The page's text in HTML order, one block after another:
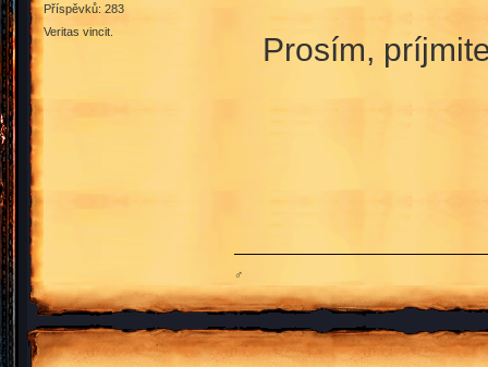
Příspěvků: 283
Veritas vincit.
Prosím,
♂